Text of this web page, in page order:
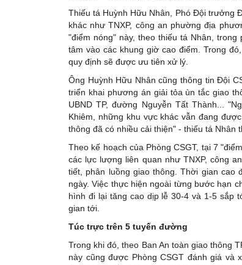
Thiếu tá Huỳnh Hữu Nhân, Phó Đội trưởng
khác như TNXP, công an phường địa
"điểm nóng" này, theo thiếu tá Nhân,
tâm vào các khung giờ cao điểm. Trong
quy định sẽ được ưu tiên xử lý.
Ông Huỳnh Hữu Nhân cũng thông tin Đội
triển khai phương án giải tỏa ùn tắc giao
UBND TP, đường Nguyễn Tất Thành...
Khiêm, những khu vực khác vẫn đang
thông đã có nhiều cải thiện" - thiếu tá Nhân
Theo kế hoạch của Phòng CSGT, tại 7
các lực lượng liên quan như TNXP, công
tiết, phân luồng giao thông. Thời gian cao
ngày. Việc thực hiện ngoài từng bước hạn
hình đi lại tăng cao dịp lễ 30-4 và 1-5 sắp
gian tới.
Túc trực trên 5 tuyến đường
Trong khi đó, theo Ban An toàn giao thông
này cũng được Phòng CSGT đánh giá và